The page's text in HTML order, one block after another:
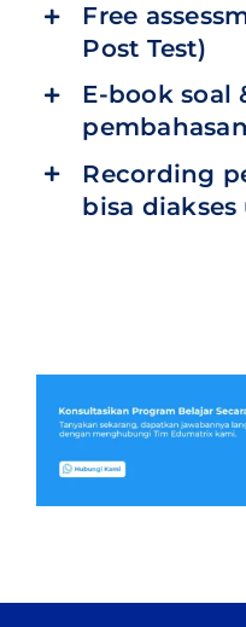
Free
Post Test)
E-book soal
pembahasan
Recording
bisa